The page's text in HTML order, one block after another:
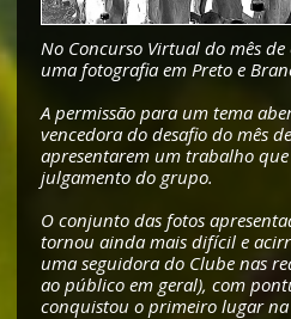
No Concurso Virtual do mês
uma fotografia em Preto e
A permissão para um tema
vencedora do desafio do mês
apresentarem um trabalho que
julgamento do grupo.
O conjunto das fotos
tornou ainda mais difícil e
uma seguidora do Clube nas
ao público em geral), com
conquistou o primeiro lugar